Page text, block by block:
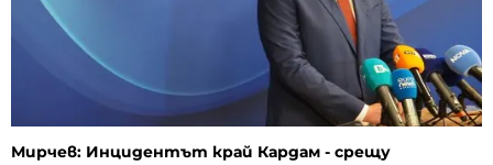
Мирчев: Инцидентът край Кардам - срещу